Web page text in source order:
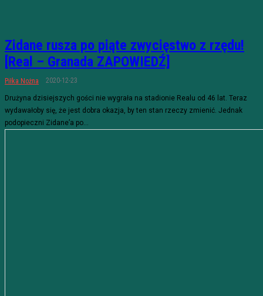
Zidane rusza po piąte zwycięstwo z rzędu!
[Real – Granada ZAPOWIEDŹ]
Piłka Nożna 2020-12-23
Drużyna dzisiejszych gości nie wygrała na stadionie Realu od 46 lat. Teraz
wydawałoby się, że jest dobra okazja, by ten stan rzeczy zmienić. Jednak
podopieczni Zidane’a po...